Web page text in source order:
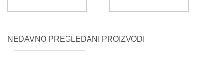
NEDAVNO PREGLEDANI PROIZVODI